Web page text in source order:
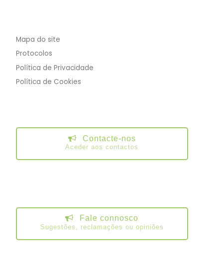
Mapa do site
Protocolos
Política de Privacidade
Política de Cookies
Contacte-nos
Aceder aos contactos
Fale connosco
Sugestões, reclamações ou opiniões